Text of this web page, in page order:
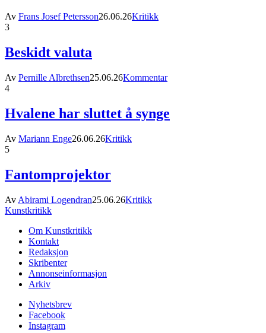
Av Frans Josef Petersson26.06.26Kritikk
3
Beskidt valuta
Av Pernille Albrethsen25.06.26Kommentar
4
Hvalene har sluttet å synge
Av Mariann Enge26.06.26Kritikk
5
Fantomprojektor
Av Abirami Logendran25.06.26Kritikk
Kunstkritikk
Om Kunstkritikk
Kontakt
Redaksjon
Skribenter
Annonseinformasjon
Arkiv
Nyhetsbrev
Facebook
Instagram